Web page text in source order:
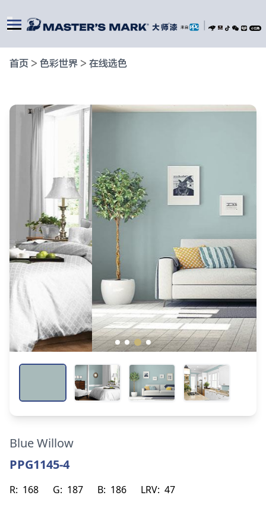
首页 > 色彩世界 > 在线选色
Blue Willow
PPG1145-4
R: 168 G: 187 B: 186 LRV: 47